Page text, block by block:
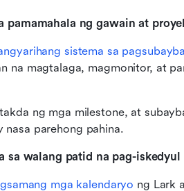
pamamahala ng gawain at
sistema sa
na magtalaga, magmonitor, at
ng mga milestone, at
parehong pahina.
sa walang patid na pag-iskedyul
mga kalendaryo ng Lark